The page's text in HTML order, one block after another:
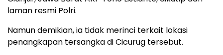
laman resmi Polri.
Namun demikian, ia tidak merinci terkait lokasi
penangkapan tersangka di Cicurug tersebut.